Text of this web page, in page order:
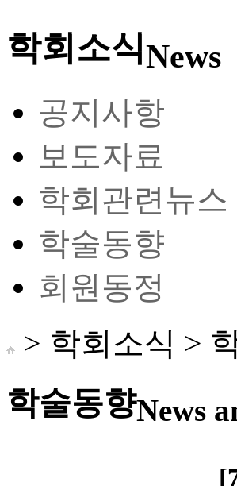
학회소식News
공지사항
보도자료
학회관련뉴스
학술동향
회원동정
> 학회소식 >
학술동향News